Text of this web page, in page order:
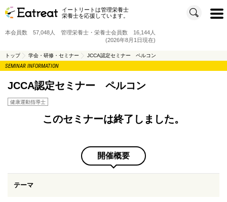
イートリートは管理栄養士
栄養士を応援しています。
t
o
i
a
本会員数 57,048人 管理栄養士・栄養士会員数 16,144人
(2026年8月1日現在)
トップ 学会・研修・セミナー JCCA認定セミナー ペルコン
SEMINAR INFORMATION
JCCA認定セミナー ペルコン
健康運動指導士
このセミナーは終了しました。
開催概要
テーマ